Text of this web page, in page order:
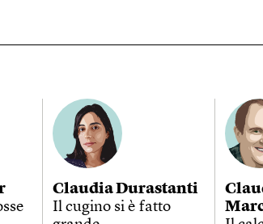
Claudia Durastanti
Il cugino si è fatto